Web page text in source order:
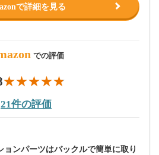
で詳細を見る
での評価
21件の評価
ョンパーツはバックルで簡単に取り